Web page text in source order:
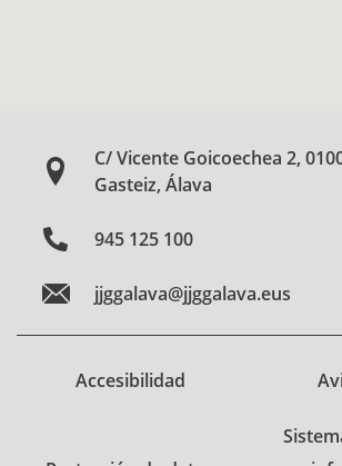
C/ Vicente Goicoechea 2,
Gasteiz, Álava
945 125 100
jjggalava@jjggalava.eus
Accesibilidad